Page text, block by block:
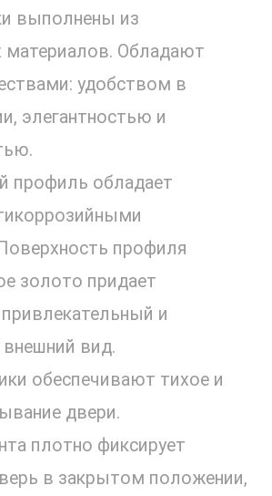
выполнены из
материалов. Обладают
удобством в
элегантностью и
профиль обладает
профиля
золото придает
и
вид.
обеспечивают тихое и
двери.
плотно фиксирует
в закрытом положении,